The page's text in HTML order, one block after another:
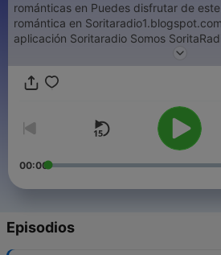
románticas en Puedes disfrutar de este programa y de música
romántica en Soritaradio1.blogspot.com O descarga nuestra
aplicación Soritaradio Somos SoritaRadio La radio que es
00:00
Episodios